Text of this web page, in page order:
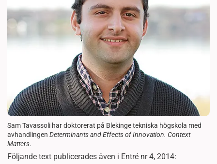
Sam Tavassoli har doktorerat på Blekinge tekniska högskola med
avhandlingen Determinants and Effects of Innovation. Context
Matters.
Följande text publicerades även i Entré nr 4, 2014: